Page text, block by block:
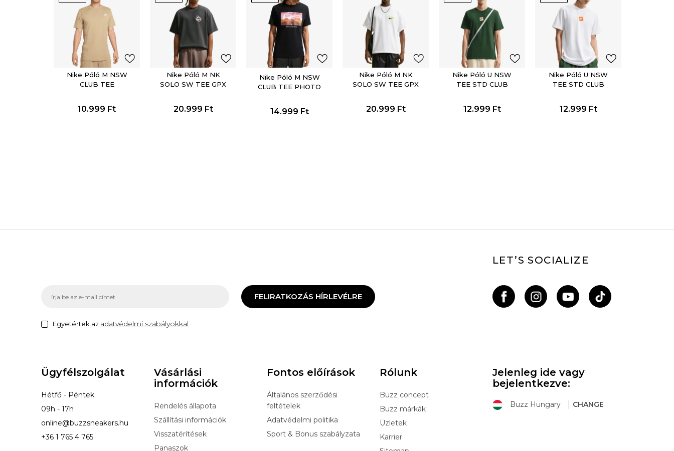
Nike Póló M NSW
CLUB TEE
10.999 Ft
Nike Póló M NK
SOLO SW TEE GPX
20.999 Ft
Nike Póló M NSW
CLUB TEE PHOTO
14.999 Ft
Nike Póló M NK
SOLO SW TEE GPX
20.999 Ft
Nike Póló U NSW
TEE STD CLUB
12.999 Ft
Nike Póló U NSW
TEE STD CLUB
12.999 Ft
FELIRATKOZÁS HÍRLEVÉLRE
Egyetértek az adatvédelmi szabályokkal
LET’S SOCIALIZE
Ügyfélszolgálat
Hétfő - Péntek
09h - 17h
online@buzzsneakers.hu
+36 1 765 4 765
Vásárlási
információk
Rendelés állapota
Szállítási információk
Visszatérítések
Panaszok
Fontos előírások
Általános szerződési
feltételek
Adatvédelmi politika
Sport & Bonus szabályzata
Rólunk
Buzz concept
Buzz márkák
Üzletek
Karrier
Jelenleg ide vagy
bejelentkezve:
Buzz Hungary CHANGE